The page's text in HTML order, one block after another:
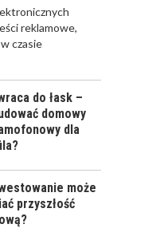
reklamowe,
czasie
do łask –
domowy
dla
może
przyszłość